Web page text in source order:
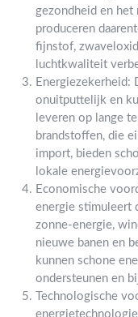
gezondheid en het
produceren
fijnstof,
luchtkwaliteit
Energiezekerheid:
onuitputtelijk en
leveren op lange
brandstoffen, die
import, bieden
lokale
Economische
energie stimuleert
zonne-energie,
nieuwe banen en
kunnen schone
ondersteunen en
Technologische